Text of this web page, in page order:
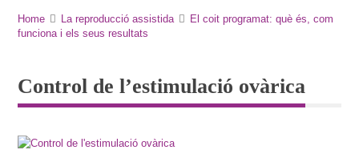
Home La reproducció assistida
El coit programat: què és, com
funciona i els seus resultats
Control de l’estimulació ovàrica